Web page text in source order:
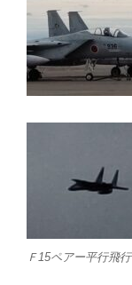
Ｆ15ペアー平行飛行